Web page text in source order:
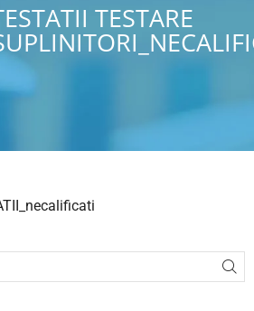
TESTARE